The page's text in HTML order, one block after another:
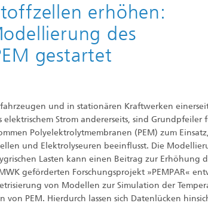
erhöhen:
des
gestartet
und in stationären Kraftwerken
Strom andererseits, sind
Polyelektrolytmembranen (PEM) zum
und Elektrolyseuren beeinflusst. Die
Lasten kann einen Beitrag zur Erhöhung
geförderten Forschungsprojekt »PEMPAR«
von Modellen zur Simulation der
PEM. Hierdurch lassen sich Datenlücken